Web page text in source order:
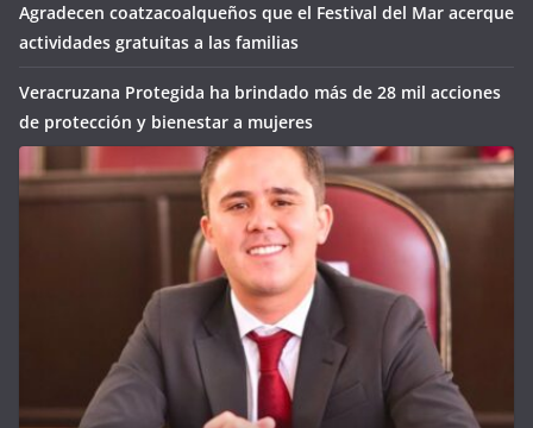
Agradecen coatzacoalqueños que el Festival del Mar acerque
actividades gratuitas a las familias
Veracruzana Protegida ha brindado más de 28 mil acciones
de protección y bienestar a mujeres